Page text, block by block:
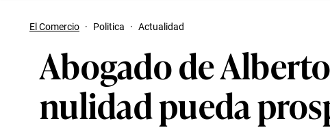
El Comercio · Politica · Actualidad
Abogado de
nulidad pueda